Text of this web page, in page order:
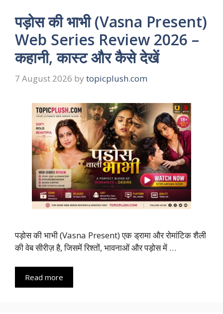
पड़ोस की भाभी (Vasna Present)
Web Series Review 2026 –
कहानी, कास्ट और कैसे देखें
7 August 2026 by topicplush.com
पड़ोस की भाभी (Vasna Present) एक ड्रामा और रोमांटिक शैली
की वेब सीरीज़ है, जिसमें रिश्तों, भावनाओं और पड़ोस में …
Read more